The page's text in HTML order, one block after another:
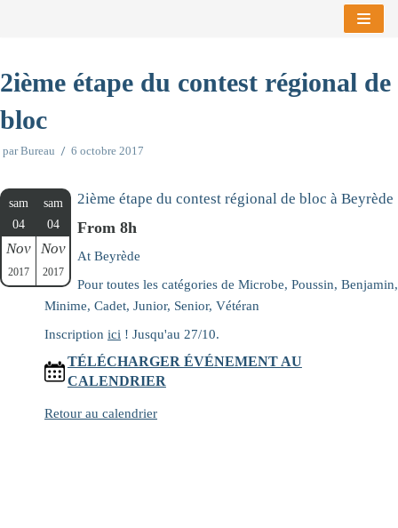
au
contenu
2ième étape du contest régional de
bloc
parBureau 6 octobre 2017
sam
04
Nov
2017
sam
04
Nov
2017
2ième étape du contest régional de bloc à Beyrède
From 8h
At Beyrède
Pour toutes les catégories de Microbe, Poussin, Benjamin,
Minime, Cadet, Junior, Senior, Vétéran
Inscription ici ! Jusqu'au 27/10.
TÉLÉCHARGER ÉVÉNEMENT AU
CALENDRIER
Retour au calendrier